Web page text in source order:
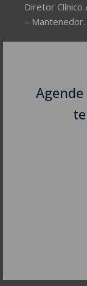
Diretor Clínico
– Mantenedor.
completas de
humanidade
público em
R. Itapeva,
Bela Vista -